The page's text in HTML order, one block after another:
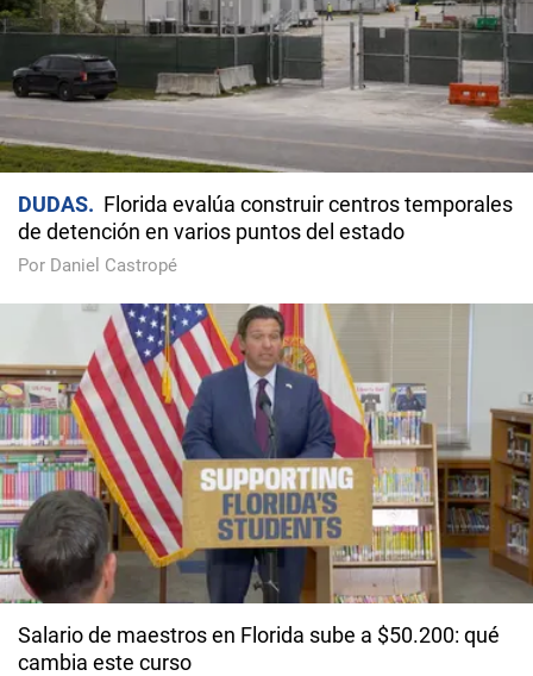
DUDAS
Florida evalúa construir centros temporales
de detención en varios puntos del estado
Por Daniel Castropé
Salario de maestros en Florida sube a $50.200: qué
cambia este curso